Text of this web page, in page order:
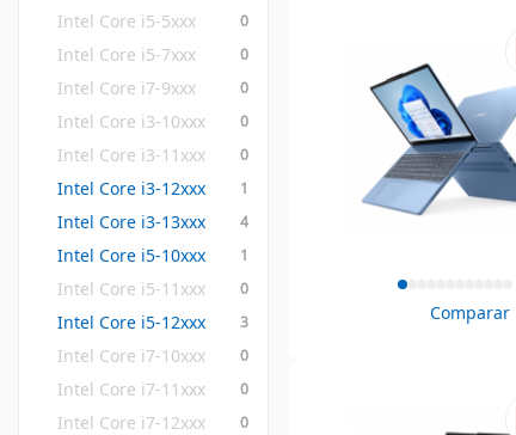
Intel Core i5-5xxx 0
Intel Core i5-7xxx 0
Intel Core i7-9xxx 0
Intel Core i3-10xxx 0
Intel Core i3-11xxx 0
Intel Core i3-12xxx 1
Intel Core i3-13xxx 4
Intel Core i5-10xxx 1
Intel Core i5-11xxx 0
Intel Core i5-12xxx 3
Intel Core i7-10xxx 0
Intel Core i7-11xxx 0
Intel Core i7-12xxx 0
Comparar